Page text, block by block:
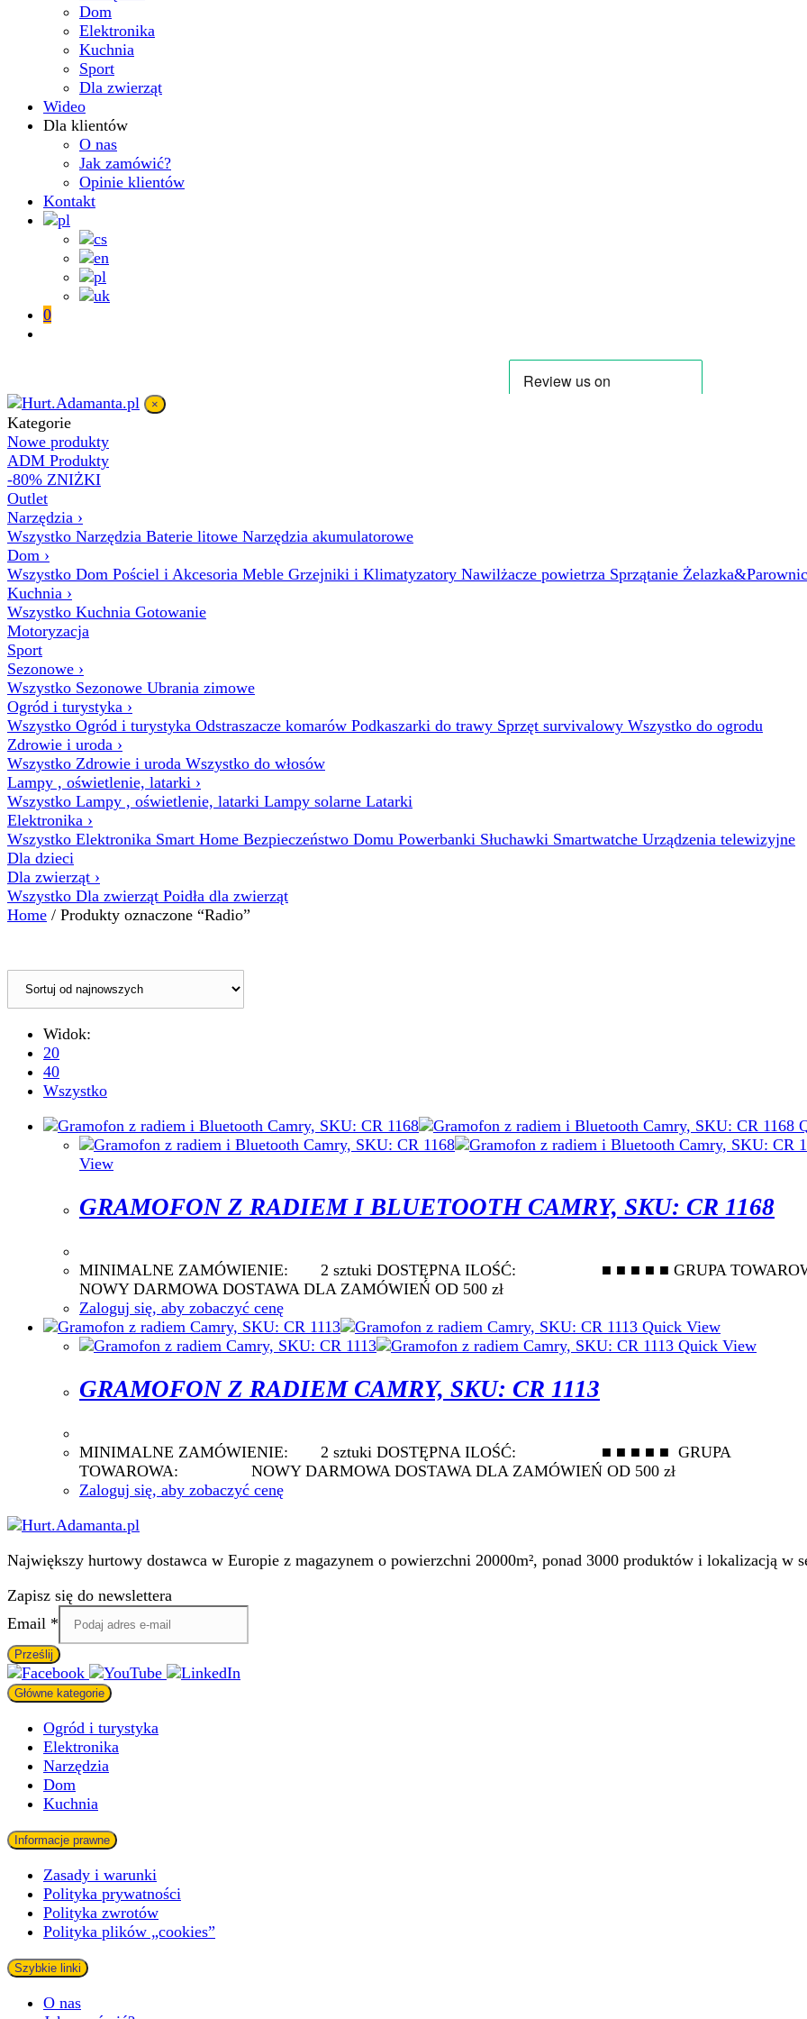
Dom
Elektronika
Kuchnia
Sport
Dla zwierząt
Wideo
Dla klientów
O nas
Jak zamówić?
Opinie klientów
Kontakt
0
×
Kategorie
Nowe produkty
ADM Produkty
-80% ZNIŻKI
Outlet
Narzędzia ›
Wszystko Narzędzia Baterie litowe Narzędzia akumulatorowe
Dom ›
Wszystko Dom Pościel i Akcesoria Meble Grzejniki i Klimatyzatory Nawilżacze powietrza Sprzątanie
Kuchnia ›
Wszystko Kuchnia Gotowanie
Motoryzacja
Sport
Sezonowe ›
Wszystko Sezonowe Ubrania zimowe
Ogród i turystyka ›
Wszystko Ogród i turystyka Odstraszacze komarów Podkaszarki do trawy Sprzęt survivalowy Wszystko do ogrodu
Zdrowie i uroda ›
Wszystko Zdrowie i uroda Wszystko do włosów
Lampy , oświetlenie, latarki ›
Wszystko Lampy , oświetlenie, latarki Lampy solarne Latarki
Elektronika ›
Wszystko Elektronika Smart Home Bezpieczeństwo Domu Powerbanki Słuchawki Smartwatche Urządzenia telewizyjne
Dla dzieci
Dla zwierząt ›
Wszystko Dla zwierząt Poidła dla zwierząt
Home / Produkty oznaczone “Radio”
Widok:
20
40
Wszystko
View
GRAMOFON Z RADIEM I BLUETOOTH CAMRY, SKU: CR 1168
MINIMALNE ZAMÓWIENIE: 2 sztuki DOSTĘPNA ILOŚĆ: ■ ■ ■ ■ ■ GRUPA
NOWY DARMOWA DOSTAWA DLA ZAMÓWIEŃ OD 500 zł
Zaloguj się, aby zobaczyć cenę
Quick View
Quick View
GRAMOFON Z RADIEM CAMRY, SKU: CR 1113
MINIMALNE ZAMÓWIENIE: 2 sztuki DOSTĘPNA ILOŚĆ: ■ ■ ■ ■ ■ GRUPA
TOWAROWA: NOWY DARMOWA DOSTAWA DLA ZAMÓWIEŃ OD 500 zł
Zaloguj się, aby zobaczyć cenę
Największy hurtowy dostawca w Europie z magazynem o powierzchni 20000m², ponad 3000 produktów i lokalizacją w
Zapisz się do newslettera
Email
Email *
Prześlij
Główne kategorie
Ogród i turystyka
Elektronika
Narzędzia
Dom
Kuchnia
Informacje prawne
Zasady i warunki
Polityka prywatności
Polityka zwrotów
Polityka plików „cookies”
Szybkie linki
O nas